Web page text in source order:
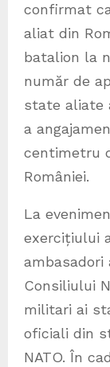
confirmat
aliat din
batalion la
număr de
state aliate
a
centimetru
României.
La
exercițiului
Consiliului
militari ai
oficiali din
NATO. În